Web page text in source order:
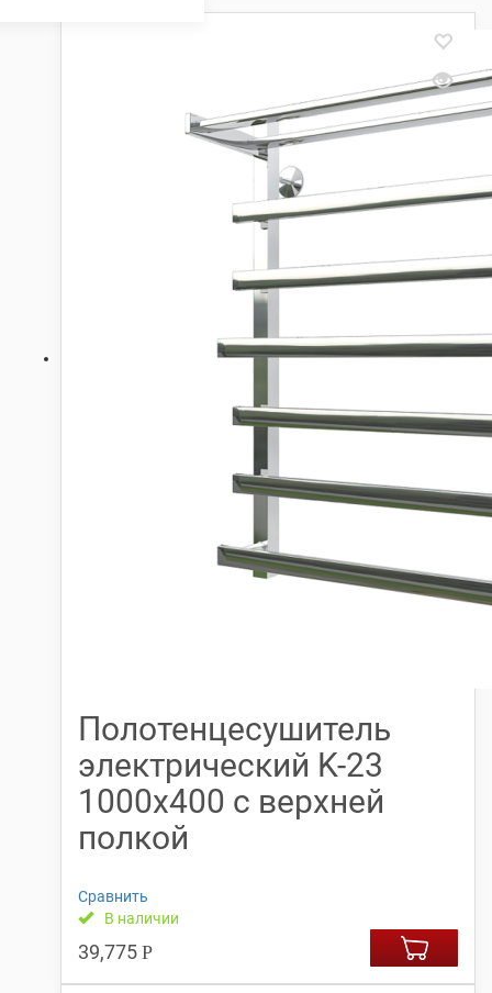
Полотенцесушитель
электрический K-23
1000х400 с верхней
полкой
Сравнить
В наличии
39,775 Р